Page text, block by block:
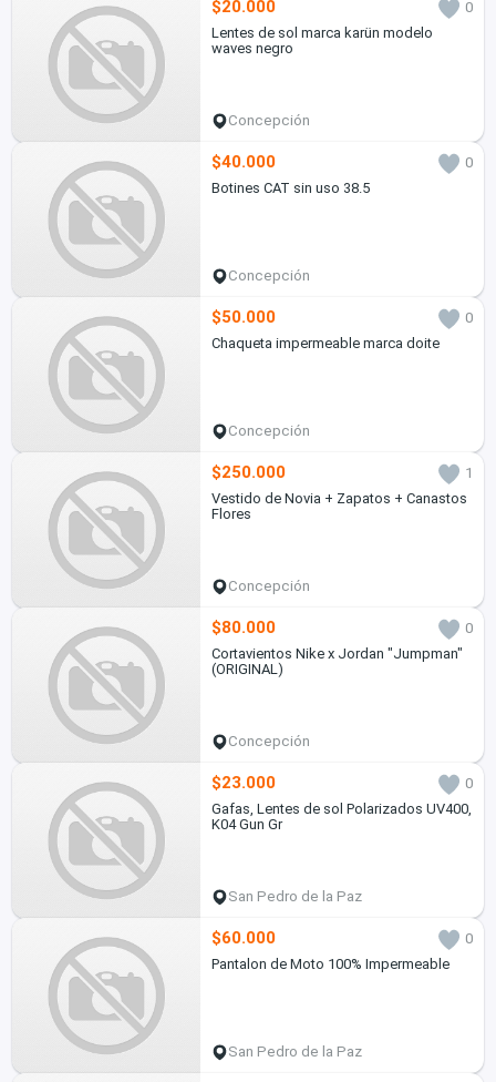
$20.000
0
Lentes de sol marca karün modelo
waves negro
Concepción
$40.000
0
Botines CAT sin uso 38.5
Concepción
$50.000
0
Chaqueta impermeable marca doite
Concepción
$250.000
1
Vestido de Novia + Zapatos + Canastos
Flores
Concepción
$80.000
0
Cortavientos Nike x Jordan "Jumpman"
(ORIGINAL)
Concepción
$23.000
0
Gafas, Lentes de sol Polarizados UV400,
K04 Gun Gr
San Pedro de la Paz
$60.000
0
Pantalon de Moto 100% Impermeable
San Pedro de la Paz